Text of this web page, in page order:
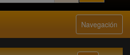
Navegación